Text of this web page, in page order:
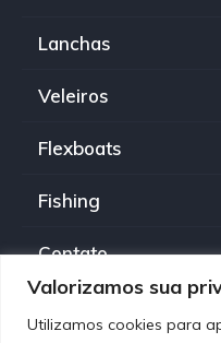
Valorizamos sua
Utilizamos cookies para
Lanchas
Veleiros
Flexboats
Fishing
Contato
Política de